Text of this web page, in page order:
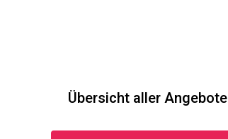
Übersicht aller Angebote